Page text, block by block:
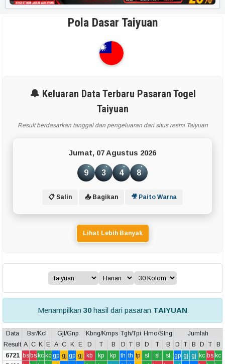
Pola Dasar Taiyuan
🔔 Keluaran Data Terbaru Pasaran Togel
Taiyuan
Result berdasarkan tanggal dan pengeluaran dari situs resmi Taiyuan
Jumat, 07 Agustus 2026
9 3 4 8
📋 Salin 📤 Bagikan 🎥 Paito Warna
Lihat Lebih Banyak
Menampilkan 30hasil dari pasaran TAIYUAN
Data Bsr/Kcl Gjl/Gnp Kbng/Kmps Tgh/Tpi Hmo/Slng
Jumlah
Result A C K E A C K E D T B D T B D T B D T B D T
B
6721 bsbskc kc gp gj gp gj kb kp kp th th tp sl sl sl gp gj gj kc bs kc